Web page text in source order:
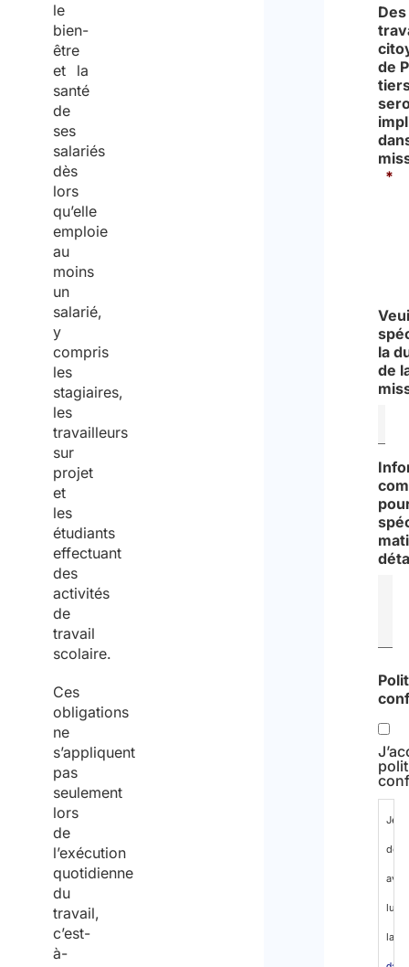
le
bien-
être
et la
santé
de
ses
salariés
dès
lors
qu’elle
emploie
au
moins
un
salarié,
y
compris
les
stagiaires,
les
travailleurs
sur
projet
et
les
étudiants
effectuant
des
activités
de
travail
scolaire.
Ces
obligations
ne
s’appliquent
pas
seulement
lors
de
l’exécution
quotidienne
du
travail,
c’est-
à-
Des
de
*
la
de
Je
lu
la